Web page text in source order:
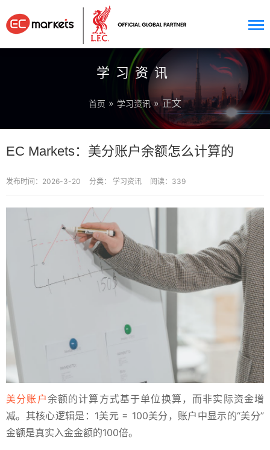
学习资讯
首页 » 学习资讯» 正文
EC Markets：美分账户余额怎么计算的
发布时间：2026-3-20 分类： 学习资讯 阅读：339
美分账户余额的计算方式基于单位换算，而非实际资金增
减。其核心逻辑是：1美元 = 100美分，账户中显示的“美分”
金额是真实入金金额的100倍。